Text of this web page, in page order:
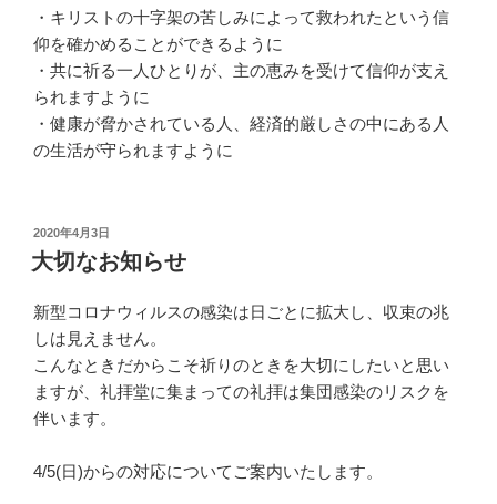
・キリストの十字架の苦しみによって救われたという信
仰を確かめることができるように
・共に祈る一人ひとりが、主の恵みを受けて信仰が支え
られますように
・健康が脅かされている人、経済的厳しさの中にある人
の生活が守られますように
投
稿
日:
2020年4月3日
大切なお知らせ
新型コロナウィルスの感染は日ごとに拡大し、収束の兆
しは見えません。
こんなときだからこそ祈りのときを大切にしたいと思い
ますが、礼拝堂に集まっての礼拝は集団感染のリスクを
伴います。
4/5(日)からの対応についてご案内いたします。